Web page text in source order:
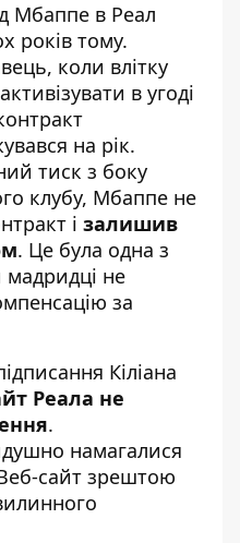
Мбаппе в Реал
років тому.
коли влітку
в угоді
на рік.
тиск з боку
клубу, Мбаппе не
і залишив
. Це була одна з
мадридці не
за
Кіліана
Реала не
.
намагалися
сайт зрештою